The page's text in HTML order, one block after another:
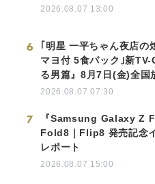
2026.08.07 13:00
6
｢明星 一平ちゃん夜店の
マヨ付 5食パック｣新TV-
る男篇』8月7日(金)全国
2026.08.07 07:30
7
『Samsung Galaxy Z
Fold8｜Flip8 発売記念
レポート
2026.08.07 15:00